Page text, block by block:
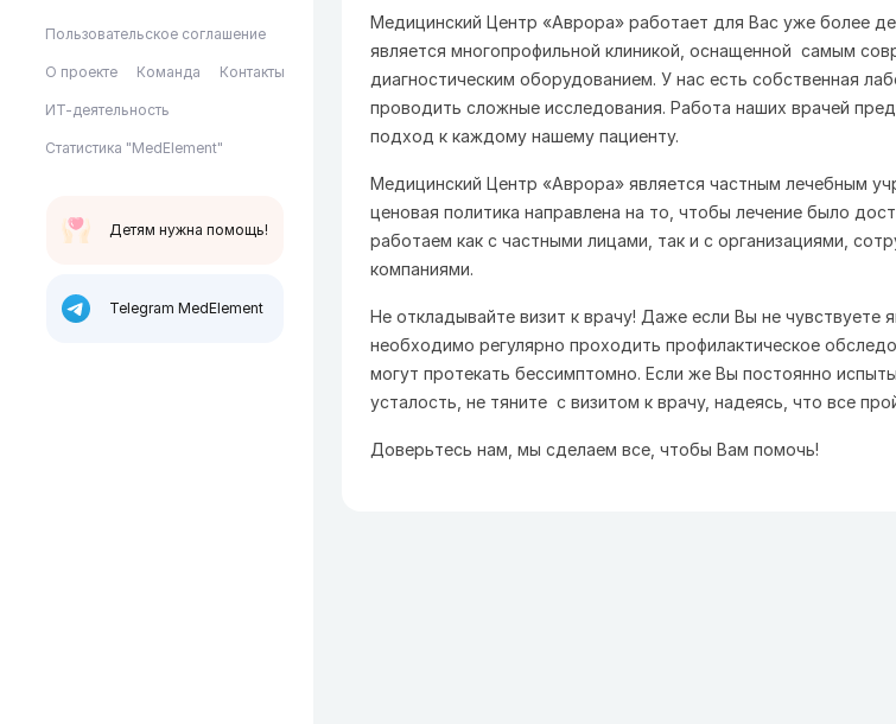
Пользовательское соглашение
О проекте Команда Контакты
ИТ-деятельность
Статистика "MedElement"
Детям нужна помощь!
Telegram MedElement
Медицинский Центр «Аврора» работает для Вас уже более
является многопрофильной клиникой, оснащенной самым
диагностическим оборудованием. У нас есть собственная
проводить сложные исследования. Работа наших врачей
подход к каждому нашему пациенту.
Медицинский Центр «Аврора» является частным лечебным
ценовая политика направлена на то, чтобы лечение было
работаем как с частными лицами, так и с организациями,
компаниями.
Не откладывайте визит к врачу! Даже если Вы не чувствуете
необходимо регулярно проходить профилактическое
могут протекать бессимптомно. Если же Вы постоянно
усталость, не тяните с визитом к врачу, надеясь, что все
Доверьтесь нам, мы сделаем все, чтобы Вам помочь!